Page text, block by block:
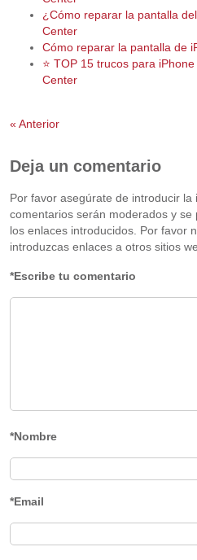
¿Cómo reparar la pantalla
Center
Cómo reparar la pantalla de
⭐ TOP 15 trucos para
Center
« Anterior
Deja un comentario
Por favor asegúrate de introducir
comentarios serán moderados y
los enlaces introducidos. Por favor
introduzcas enlaces a otros sitios
*Escribe tu comentario
*Nombre
*Email